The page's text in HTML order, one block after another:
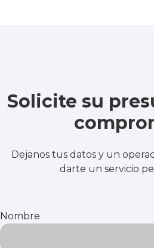
Solicite su
Dejanos tus datos y un
darte un servicio
Nombre